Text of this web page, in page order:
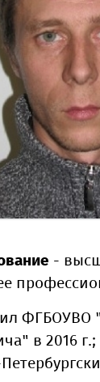
-
ФГБОУВО
в 2016 г.;